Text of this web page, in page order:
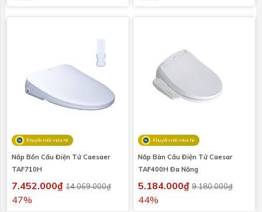
Khuyến mãi mùa hè
Nắp Bồn Cầu Điện Tử Caesaer
TAF710H
7.452.000₫ 14.069.000₫
47%
Khuyến mãi mùa hè
Nắp Bàn Cầu Điện Tử Caesar
TAF400H Đa Năng
5.184.000₫ 9.180.000₫
44%